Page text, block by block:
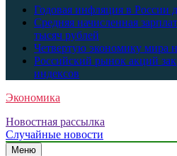
Годовая инфляция в России
Средняя начисленная
тысяч рублей
Четвертую экономику мира
Российский рынок акций
индексов
Экономика
Новостная рассылка
Случайные новости
Меню